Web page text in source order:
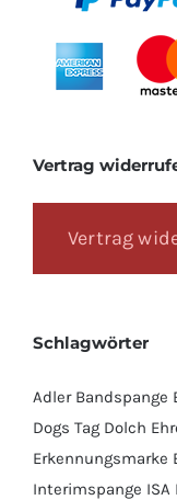
Vertrag
Vertrag
Schlagwörter
Adler Bandspange
Dogs Tag Dolch
Erkennungsmarke
Interimspange ISA